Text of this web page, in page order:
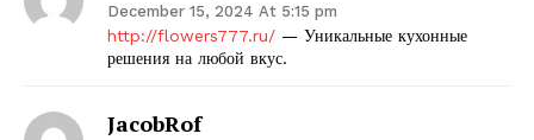
December 15, 2024 At 5:15 pm
http://flowers777.ru/ — Уникальные кухонные
решения на любой вкус.
JacobRof